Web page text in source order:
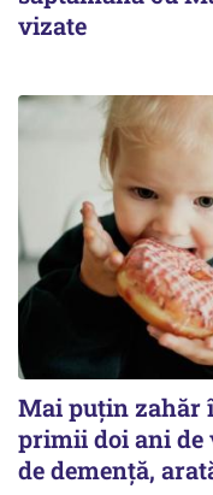
vizate
Mai puțin zahăr
primii doi ani de
de demență,